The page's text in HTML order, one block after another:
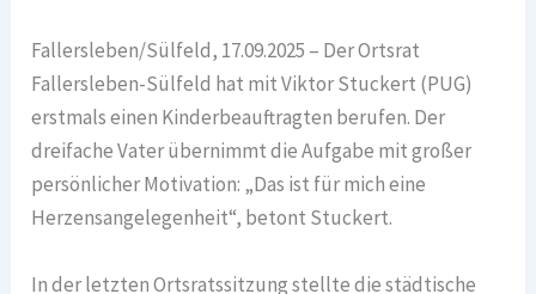
Fallersleben/Sülfeld, 17.09.2025 – Der Ortsrat
Fallersleben-Sülfeld hat mit Viktor Stuckert (PUG)
erstmals einen Kinderbeauftragten berufen. Der
dreifache Vater übernimmt die Aufgabe mit großer
persönlicher Motivation: „Das ist für mich eine
Herzensangelegenheit“, betont Stuckert.
In der letzten Ortsratssitzung stellte die städtische